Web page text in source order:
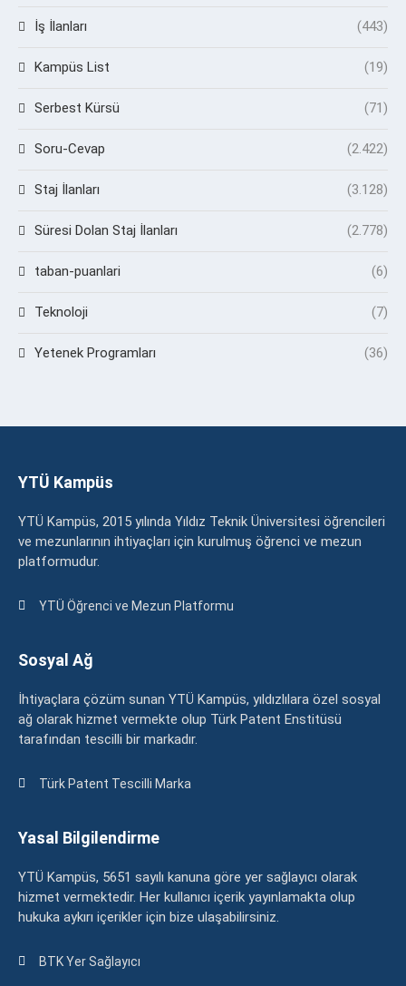
İş İlanları (443)
Kampüs List (19)
Serbest Kürsü (71)
Soru-Cevap (2.422)
Staj İlanları (3.128)
Süresi Dolan Staj İlanları (2.778)
taban-puanlari (6)
Teknoloji (7)
Yetenek Programları (36)
YTÜ Kampüs
YTÜ Kampüs, 2015 yılında Yıldız Teknik Üniversitesi öğrencileri
ve mezunlarının ihtiyaçları için kurulmuş öğrenci ve mezun
platformudur.
YTÜ Öğrenci ve Mezun Platformu
Sosyal Ağ
İhtiyaçlara çözüm sunan YTÜ Kampüs, yıldızlılara özel sosyal
ağ olarak hizmet vermekte olup Türk Patent Enstitüsü
tarafından tescilli bir markadır.
Türk Patent Tescilli Marka
Yasal Bilgilendirme
YTÜ Kampüs, 5651 sayılı kanuna göre yer sağlayıcı olarak
hizmet vermektedir. Her kullanıcı içerik yayınlamakta olup
hukuka aykırı içerikler için bize ulaşabilirsiniz.
BTK Yer Sağlayıcı